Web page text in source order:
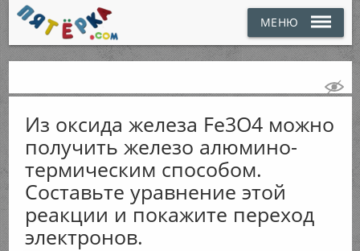
МЕНЮ
Из оксида железа Fe3O4 можно
получить железо алюмино-
термическим способом.
Составьте уравнение этой
реакции и покажите переход
электронов.